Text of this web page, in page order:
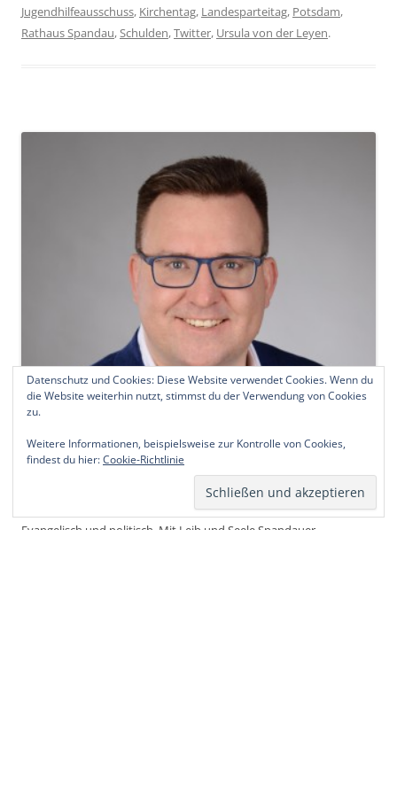
Jugendhilfeausschuss, Kirchentag, Landesparteitag, Potsdam,
Rathaus Spandau,Schulden,Twitter, Ursula von der Leyen.
Evangelisch und politisch. Mit Leib und Seele Spandauer.
Datenschutz und Cookies: Diese Website verwendet Cookies. Wenn du
die Website weiterhin nutzt, stimmst du der Verwendung von Cookies
zu.
Weitere Informationen, beispielsweise zur Kontrolle von Cookies,
findest du hier:Cookie-Richtlinie